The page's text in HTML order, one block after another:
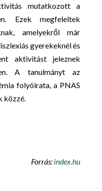
mutatkozott a
Ezek megfeleltek
amelyekről már
gyerekeknél és
aktivitást jeleznek
A tanulmányt az
folyóirata, a PNAS
közzé.
Forrás: index.hu